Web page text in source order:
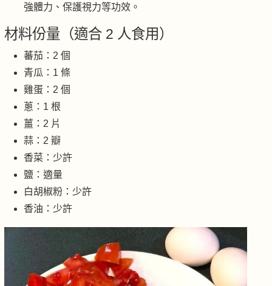
強體力、保護視力等功效。
材料份量（適合 2 人食用）
蕃茄：2 個
青瓜：1 條
雞蛋：2 個
蔥：1 根
薑：2 片
蒜：2 瓣
香菜：少許
鹽：適量
白胡椒粉：少許
香油：少許